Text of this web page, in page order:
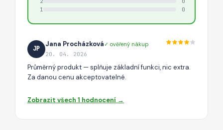
1
0
JP
Jana Procházková✓ ověřený nákup
20. 04. 2026
Průměrný produkt — splňuje základní funkci, nic extra.
Za danou cenu akceptovatelné.
Zobrazit všech 1 hodnocení →